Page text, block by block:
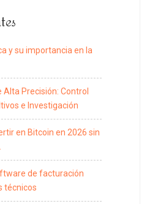
y su importancia en la
Precisión: Control
e Investigación
en Bitcoin en 2026 sin
de facturación
técnicos